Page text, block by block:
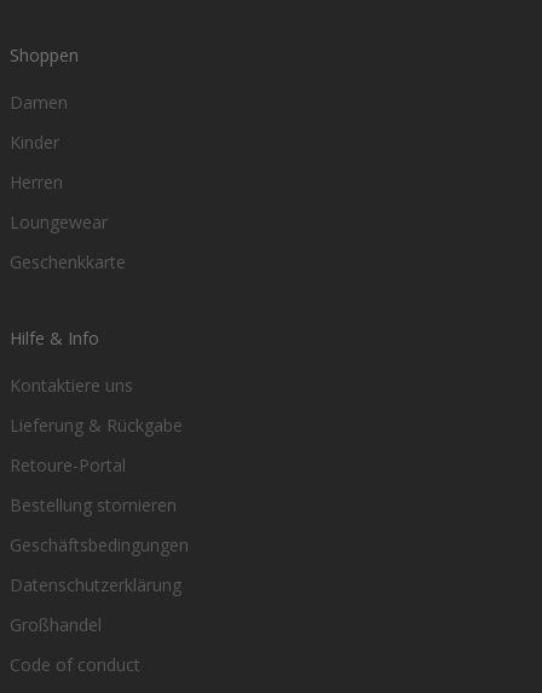
Shoppen
Damen
Kinder
Herren
Loungewear
Geschenkkarte
Hilfe & Info
Kontaktiere uns
Lieferung & Rückgabe
Retoure-Portal
Bestellung stornieren
Geschäftsbedingungen
Datenschutzerklärung
Großhandel
Code of conduct